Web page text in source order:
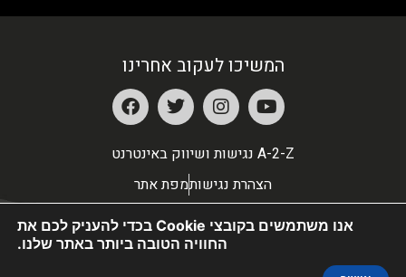
המשיכו לעקוב אחרינו
A-2-Z נגישות ושיווק באינטרנט
הצהרת נגישותמפת אתר
אנו משתמשים בקובצי Cookie בכדי להעניק לכם את
החוויה הטובה ביותר באתר שלנו.